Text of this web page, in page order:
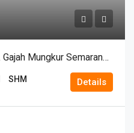
Sewa Rumah Jl. Karangrejo. Gajah Mungkur Semarang – 11297
SHM Details